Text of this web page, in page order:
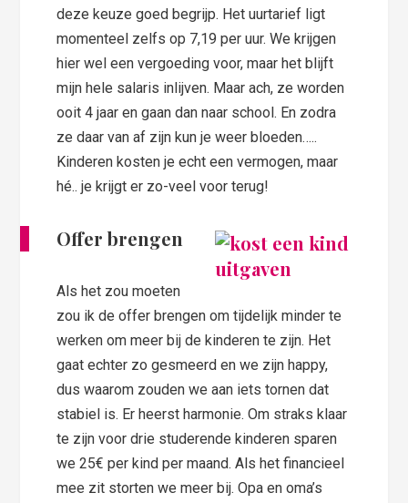
deze keuze goed begrijp. Het uurtarief ligt
momenteel zelfs op 7,19 per uur. We krijgen
hier wel een vergoeding voor, maar het blijft
mijn hele salaris inlijven. Maar ach, ze worden
ooit 4 jaar en gaan dan naar school. En zodra
ze daar van af zijn kun je weer bloeden…..
Kinderen kosten je echt een vermogen, maar
hé.. je krijgt er zo-veel voor terug!
Offer brengen
Als het zou moeten
zou ik de offer brengen om tijdelijk minder te
werken om meer bij de kinderen te zijn. Het
gaat echter zo gesmeerd en we zijn happy,
dus waarom zouden we aan iets tornen dat
stabiel is. Er heerst harmonie. Om straks klaar
te zijn voor drie studerende kinderen sparen
we 25€ per kind per maand. Als het financieel
mee zit storten we meer bij. Opa en oma’s